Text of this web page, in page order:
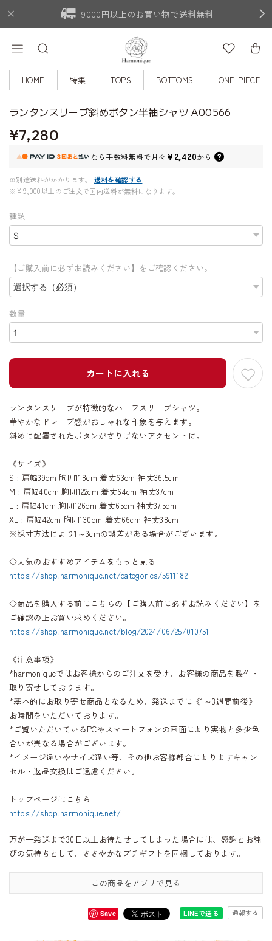
9000円以上のお買い物で送料無料
HOME 特集 TOPS BOTTOMS ONE-PIECE
ランタンスリーブ斜めボタン半袖シャツ A00566
¥7,280
なら 手数料無料で月々 ¥2,420から
※別途送料がかかります。
送料を確認する
※¥9,000以上のご注文で国内送料が無料になります。
種類
【ご購入前に必ずお読みください】をご確認ください。
数量
カートに入れる
ランタンスリーブが特徴的なハーフスリーブシャツ。
華やかなドレープ感がおしゃれな印象を与えます。
斜めに配置されたボタンがさりげないアクセントに。
《サイズ》
S : 肩幅39cm 胸囲118cm 着丈63cm 袖丈36.5cm
M : 肩幅40cm 胸囲122cm 着丈64cm 袖丈37cm
L : 肩幅41cm 胸囲126cm 着丈65cm 袖丈37.5cm
XL : 肩幅42cm 胸囲130cm 着丈66cm 袖丈38cm
※採寸方法により1～3cmの誤差がある場合がございます。
◇人気のおすすめアイテムをもっと見る
https://shop.harmonique.net/categories/5911182
◇商品を購入する前にこちらの【ご購入前に必ずお読みください】を
ご確認の上お買い求めください。
https://shop.harmonique.net/blog/2024/06/25/010751
《注意事項》
*harmoniqueではお客様からのご注文を受け、お客様の商品を製作・
取り寄せしております。
*基本的にお取り寄せ商品となるため、発送までに《1～3週間前後》
お時間をいただいております。
*ご覧いただいているPCやスマートフォンの画面により実物と多少色
合いが異なる場合がございます。
*イメージ違いやサイズ違い等、その他お客様都合によりますキャン
セル・返品交換はご遠慮ください。
トップページはこちら
https://shop.harmonique.net/
万が一発送まで30日以上お待たせしてしまった場合には、感謝とお詫
びの気持ちとして、ささやかなプチギフトを同梱しております。
この商品をアプリで見る
Save LINEで送る 通報する